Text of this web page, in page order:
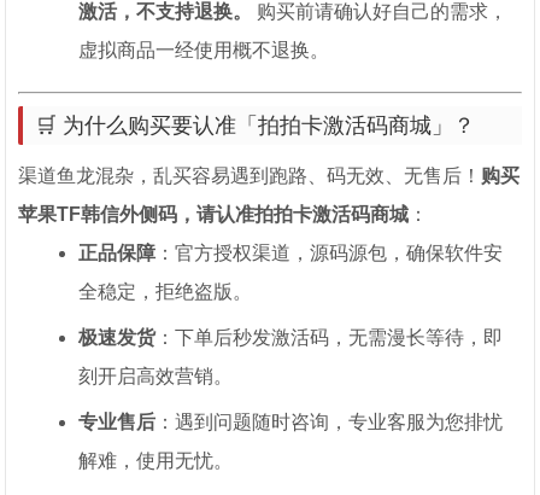
激活，不支持退换。
购买前请确认好自己的需求，
虚拟商品一经使用概不退换。
🛒 为什么购买要认准「拍拍卡激活码商城」？
渠道鱼龙混杂，乱买容易遇到跑路、码无效、无售后！ 购买
苹果TF韩信外侧码，请认准拍拍卡激活码商城 ：
正品保障 ：官方授权渠道，源码源包，确保软件安
全稳定，拒绝盗版。
极速发货：下单后秒发激活码，无需漫长等待，即
刻开启高效营销。
专业售后 ：遇到问题随时咨询，专业客服为您排忧
解难，使用无忧。